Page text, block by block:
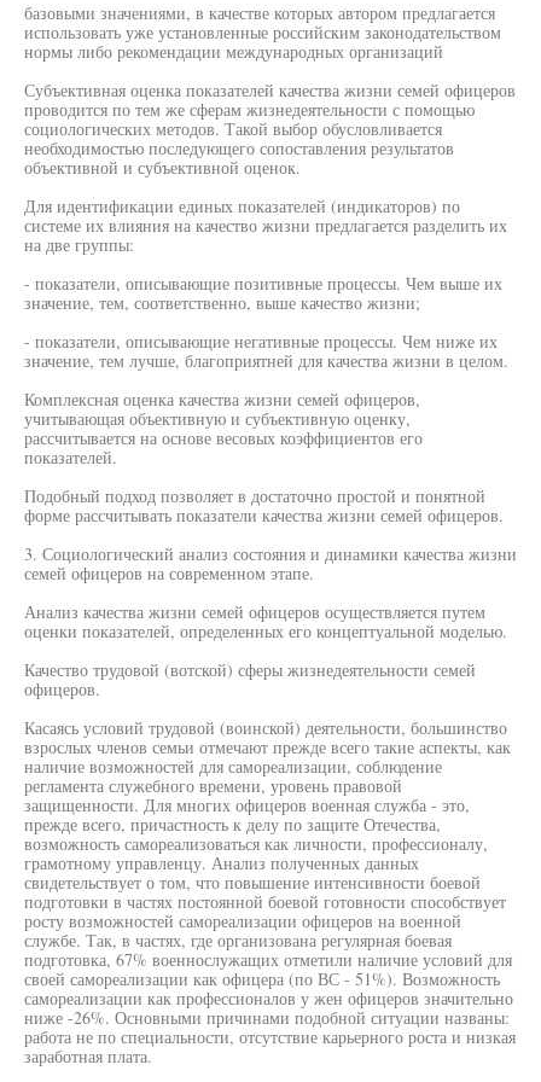
базовыми значениями, в качестве которых автором предлагается
использовать уже установленные российским законодательством
нормы либо рекомендации международных организаций
Субъективная оценка показателей качества жизни семей офицеров
проводится по тем же сферам жизнедеятельности с помощью
социологических методов. Такой выбор обусловливается
необходимостью последующего сопоставления результатов
объективной и субъективной оценок.
Для идентификации единых показателей (индикаторов) по
системе их влияния на качество жизни предлагается разделить их
на две группы:
- показатели, описывающие позитивные процессы. Чем выше их
значение, тем, соответственно, выше качество жизни;
- показатели, описывающие негативные процессы. Чем ниже их
значение, тем лучше, благоприятней для качества жизни в целом.
Комплексная оценка качества жизни семей офицеров,
учитывающая объективную и субъективную оценку,
рассчитывается на основе весовых коэффициентов его
показателей.
Подобный подход позволяет в достаточно простой и понятной
форме рассчитывать показатели качества жизни семей офицеров.
3. Социологический анализ состояния и динамики качества жизни
семей офицеров на современном этапе.
Анализ качества жизни семей офицеров осуществляется путем
оценки показателей, определенных его концептуальной моделью.
Качество трудовой (вотской) сферы жизнедеятельности семей
офицеров.
Касаясь условий трудовой (воинской) деятельности, большинство
взрослых членов семьи отмечают прежде всего такие аспекты, как
наличие возможностей для самореализации, соблюдение
регламента служебного времени, уровень правовой
защищенности. Для многих офицеров военная служба - это,
прежде всего, причастность к делу по защите Отечества,
возможность самореализоваться как личности, профессионалу,
грамотному управленцу. Анализ полученных данных
свидетельствует о том, что повышение интенсивности боевой
подготовки в частях постоянной боевой готовности способствует
росту возможностей самореализации офицеров на военной
службе. Так, в частях, где организована регулярная боевая
подготовка, 67% военнослужащих отметили наличие условий для
своей самореализации как офицера (по ВС - 51%). Возможность
самореализации как профессионалов у жен офицеров значительно
ниже -26%. Основными причинами подобной ситуации названы:
работа не по специальности, отсутствие карьерного роста и низкая
заработная плата.